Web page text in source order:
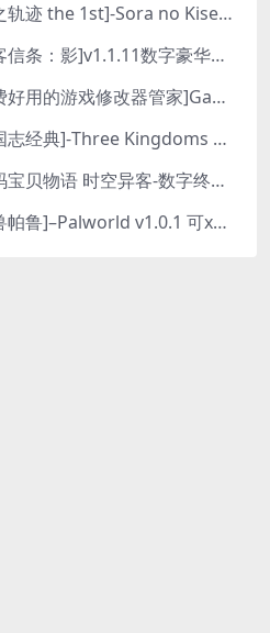
[空之轨迹 the 1st]-Sora no Kiseki the 1st-更新至v1.06.4-全DLC
[刺客信条：影]v1.1.11数字豪华版全DLC
[免费好用的游戏修改器管家]Game Cheats Manager
[三国志经典]-Three Kingdoms Classic-Build.24048091-v1.0.0+5
[数码宝贝物语 时空异客-数字终极版]- Digimon Story Time Stranger-Build.23514637
[幻兽帕鲁]–Palworld v1.0.1 可xbox联机